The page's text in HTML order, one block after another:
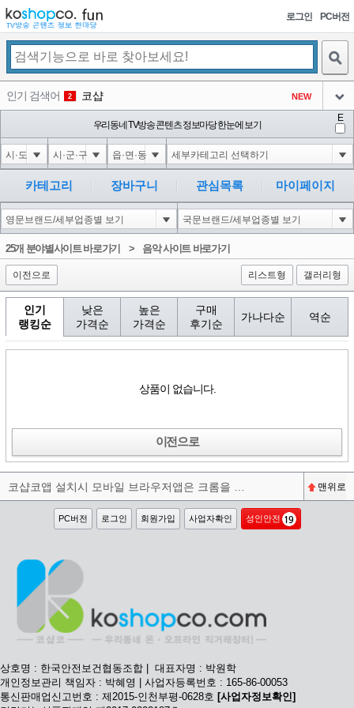
로그인 PC버전
인기 검색어 2 코샵 NEW
익스
아이콘
4 미끄럼방지
아이콘
5 대성설렁탕
아이콘
-16
6 1-1); waitfor delay '0:0:15' --
아이콘
0
1
우리동네 TV방송 콘텐츠 정보마당 한눈에 보기
E
카테고리 장바구니 관심목록 마이페이지
25개 분야별사이트 바로가기 > 음악 사이트 바로가기
이전으로 리스트형 갤러리형
인기
랭킹순
낮은
가격순
높은
가격순
구매
후기순
가나다순 역순
상품이 없습니다.
이전으로
코샵코앱 설치시 모바일 브라우저앱은 크롬을 권장합니다^^ 맨위로
PC버전 로그인 회원가입 사업자확인 성인안전
상호명 : 한국안전보건협동조합 | 대표자명 : 박원학
개인정보관리 책임자 : 박혜영 | 사업자등록번호 : 165-86-00053
통신판매업신고번호 : 제2015-인천부평-0628호 [사업자정보확인]